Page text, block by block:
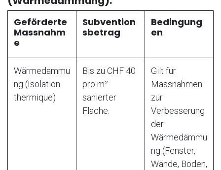
Geförderte
Massnahm
e
Subvention
sbetrag
Bedingung
en
Wärmedämmu
ng (Isolation
thermique)
Bis zu CHF 40
pro m²
sanierter
Fläche.
Gilt für
Massnahmen
zur
Verbesserung
der
Wärmedämmu
ng (Fenster,
Wände, Böden,